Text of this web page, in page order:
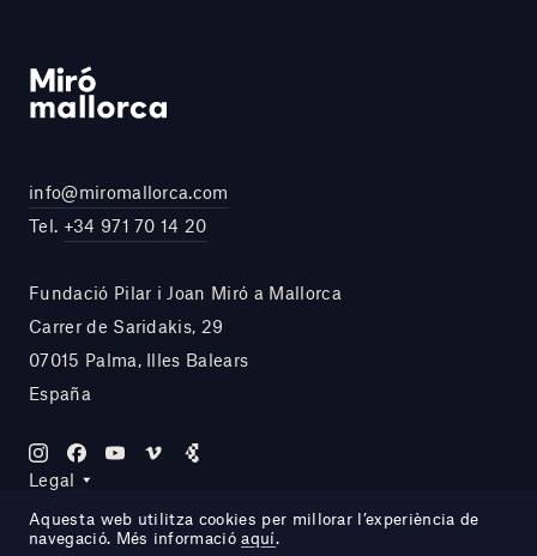
info@miromallorca.com
Tel. +34 971 70 14 20
Fundació Pilar i Joan Miró a Mallorca
Carrer de Saridakis, 29
07015 Palma, Illes Balears
España
Legal
Aquesta web utilitza cookies per millorar l’experiència de
navegació. Més informacióaquí.